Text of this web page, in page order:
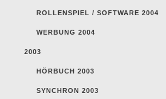
ROLLENSPIEL / SOFTWARE 2004
WERBUNG 2004
2003
HÖRBUCH 2003
SYNCHRON 2003